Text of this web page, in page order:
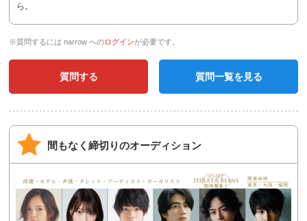
ら。
※質問するには narrow へのログインが必要です。
質問する 質問一覧を見る
間もなく締切りのオーディション